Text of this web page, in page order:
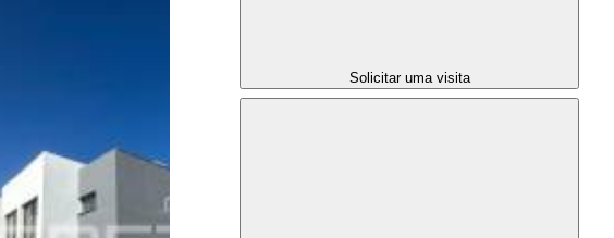
Solicitar uma visita